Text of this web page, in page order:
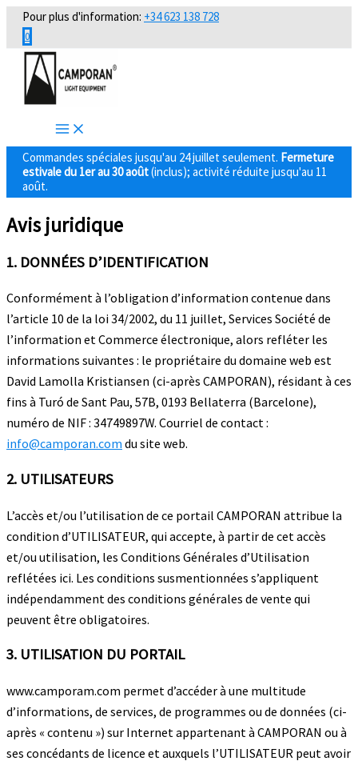
Aller
contenu
Pour plus d'information: +34 623 138 728
0
Commandes spéciales jusqu'au 24 juillet seulement. Fermeture
estivale du 1er au 30 août(inclus); activité réduite jusqu'au 11
août.
Avis juridique
1. DONNÉES D’IDENTIFICATION
Conformément à l’obligation d’information contenue dans
l’article 10 de la loi 34/2002, du 11 juillet, Services Société de
l’information et Commerce électronique, alors refléter les
informations suivantes : le propriétaire du domaine web est
David Lamolla Kristiansen (ci-après CAMPORAN), résidant à ces
fins à Turó de Sant Pau, 57B, 0193 Bellaterra (Barcelone),
numéro de NIF : 34749897W. Courriel de contact :
info@camporan.com du site web.
2. UTILISATEURS
L’accès et/ou l’utilisation de ce portail CAMPORAN attribue la
condition d’UTILISATEUR, qui accepte, à partir de cet accès
et/ou utilisation, les Conditions Générales d’Utilisation
reflétées ici. Les conditions susmentionnées s’appliquent
indépendamment des conditions générales de vente qui
peuvent être obligatoires.
3. UTILISATION DU PORTAIL
www.camporam.com permet d’accéder à une multitude
d’informations, de services, de programmes ou de données (ci-
après « contenu ») sur Internet appartenant à CAMPORAN ou à
ses concédants de licence et auxquels l’UTILISATEUR peut avoir